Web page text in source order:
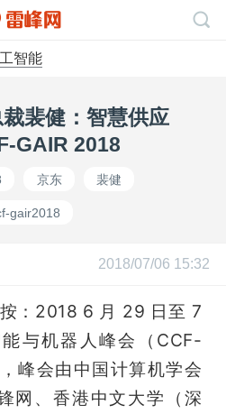
智能
裴健：智慧供应
GAIR 2018
京东 裴健
gair2018
2018/07/06 15:32
：2018 6 月 29 日至 7
与机器人峰会（CCF-
峰会由中国计算机学会
网、香港中文大学（深